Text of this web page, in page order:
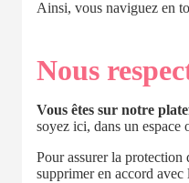
Ainsi, vous naviguez en
Nous
Vous êtes sur notre
soyez ici, dans un espace
Pour assurer la
supprimer en accord